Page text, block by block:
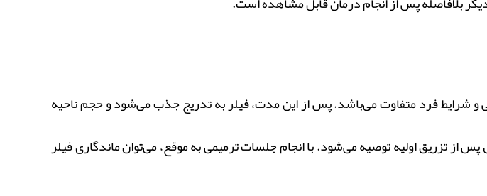
به نوع فیلر، سبک زندگی و شرایط فرد متفاوت می‌باشد. پس از این مدت، فیلر به تدریج جذب می‌شود و حجم ناحیه
از تزریق اولیه توصیه می‌شود. با انجام جلسات ترمیمی به موقع، می‌توان ماندگاری فیلر